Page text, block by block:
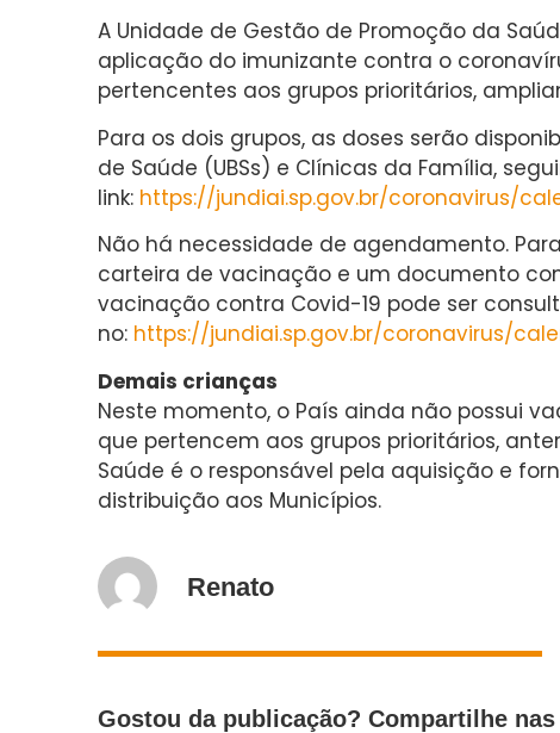
A Unidade de Gestão de Promoção da
aplicação do imunizante contra o
pertencentes aos grupos prioritários,
Para os dois grupos, as doses serão
de Saúde (UBSs) e Clínicas da Família,
link: https://jundiai.sp.gov.br/coronavirus/
Não há necessidade de agendamento.
carteira de vacinação e um documento
vacinação contra Covid-19 pode ser
no: https://jundiai.sp.gov.br/coronavirus/
Demais crianças
Neste momento, o País ainda não possui
que pertencem aos grupos prioritários,
Saúde é o responsável pela aquisição e
distribuição aos Municípios.
Renato
Gostou da publicação? Compartilhe